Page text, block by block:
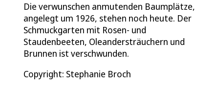
Die verwunschen anmutenden Baumplätze,
angelegt um 1926, stehen noch heute. Der
Schmuckgarten mit Rosen- und
Staudenbeeten, Oleandersträuchern und
Brunnen ist verschwunden.
Copyright: Stephanie Broch